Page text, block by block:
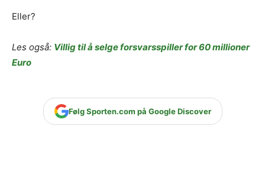
Eller?
Les også: Villig til å selge forsvarsspiller for 60 millioner
Euro
Følg Sporten.com på Google Discover